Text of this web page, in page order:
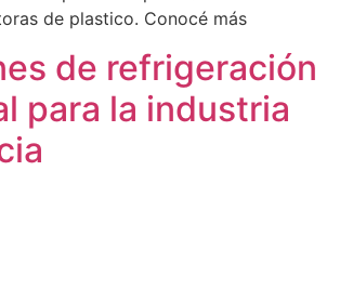
de plastico. Conocé más
de refrigeración
para la industria